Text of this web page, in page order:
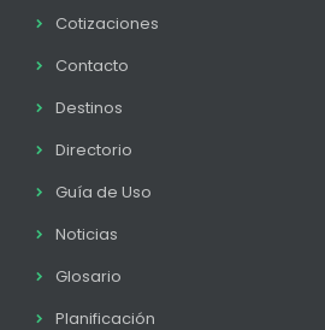
Cotizaciones
Contacto
Destinos
Directorio
Guía de Uso
Noticias
Glosario
Planificación